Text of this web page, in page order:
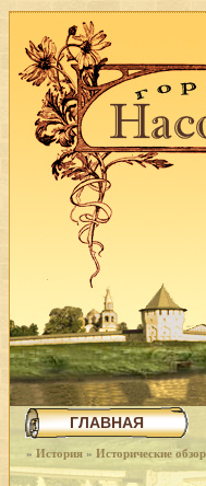
ГЛАВНАЯ
» История » Исторические